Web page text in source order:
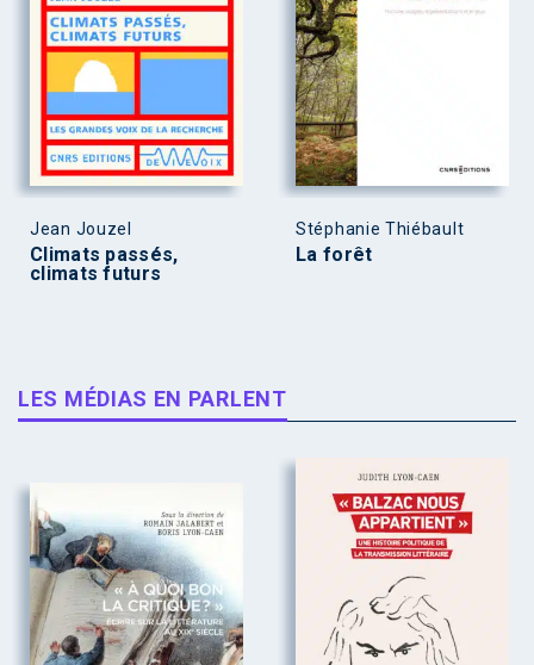
Jean Jouzel
Climats passés,
climats futurs
Stéphanie Thiébault
La forêt
LES MÉDIAS EN PARLENT